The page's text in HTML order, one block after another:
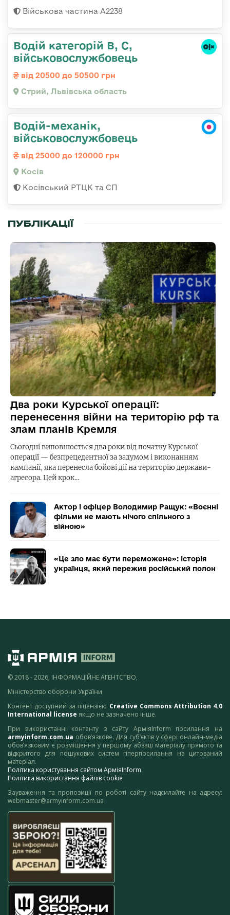
Військова частина А2238
Водій категорій B, C,
військовослужбовець
від 20500 до 50500 грн
Стрий, Львівська область
Водій-механік,
військовослужбовець
від 25000 до 120000 грн
Косів
Косівський РТЦК та СП
ПУБЛІКАЦІЇ
Два роки Курської операції:
перенесення війни на територію рф та
злам планів Кремля
Сьогодні виповнюється два роки від початку Курської
операції — безпрецедентної за задумом і виконанням
кампанії, яка перенесла бойові дії на територію держави-
агресора. Цей крок…
Актор і офіцер Володимир Ращук: «Воєнні
фільми не мають нічого спільного з
війною»
«Це зло має бути переможене»: історія
українця, який пережив російський полон
© 2018 - 2026, ІНФОРМАЦІЙНЕ АГЕНТСТВО,
Міністерство оборони України
Контент доступний за ліцензією Creative Commons Attribution 4.0
International license якщо не зазначено інше.
При використанні контенту з сайту АрміяInform посилання на
armyinform.com.ua обов’язкове. Для суб’єктів у сфері онлайн-медіа
обов’язковим є розміщення у першому абзаці матеріалу прямого та
відкритого для пошукових систем гіперпосилання на цитований
матеріал.
Політика користування сайтом АрміяInform
Політика використання файлів cookie
Зауваження та пропозиції по роботі сайту надсилайте на адресу:
webmaster@armyinform.com.ua